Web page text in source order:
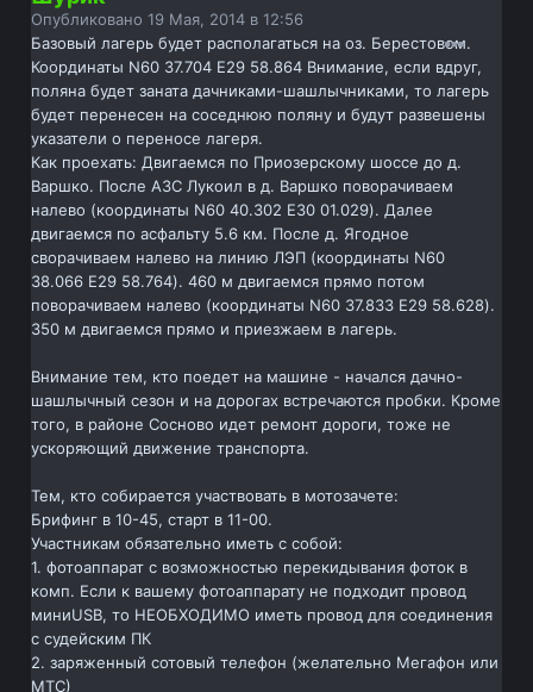
Опубликовано19 Мая, 2014 в 12:56
Базовый лагерь будет располагаться на оз. Берестовом.
Координаты N60 37.704 E29 58.864 Внимание, если вдруг,
поляна будет заната дачниками-шашлычниками, то лагерь
будет перенесен на соседнюю поляну и будут развешены
указатели о переносе лагеря.
Как проехать: Двигаемся по Приозерскому шоссе до д.
Варшко. После АЗС Лукоил в д. Варшко поворачиваем
налево (координаты N60 40.302 E30 01.029). Далее
двигаемся по асфальту 5.6 км. После д. Ягодное
сворачиваем налево на линию ЛЭП (координаты N60
38.066 E29 58.764). 460 м двигаемся прямо потом
поворачиваем налево (координаты N60 37.833 E29 58.628).
350 м двигаемся прямо и приезжаем в лагерь.
Внимание тем, кто поедет на машине - начался дачно-
шашлычный сезон и на дорогах встречаются пробки. Кроме
того, в районе Сосново идет ремонт дороги, тоже не
ускоряющий движение транспорта.
Тем, кто собирается участвовать в мотозачете:
Брифинг в 10-45, старт в 11-00.
Участникам обязательно иметь с собой:
1. фотоаппарат с возможностью перекидывания фоток в
комп. Если к вашему фотоаппарату не подходит провод
миниUSB, то НЕОБХОДИМО иметь провод для соединения
с судейским ПК
2. заряженный сотовый телефон (желательно Мегафон или
МТС)